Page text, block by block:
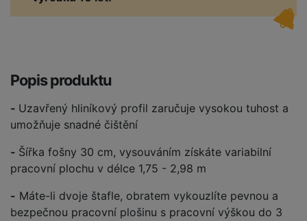
Popis produktu
- Uzavřený hliníkový profil zaručuje vysokou tuhost a
umožňuje snadné čištění
- Šířka fošny 30 cm, vysouváním získáte variabilní
pracovní plochu v délce 1,75 - 2,98 m
- Máte-li dvoje štafle, obratem vykouzlíte pevnou a
bezpečnou pracovní plošinu s pracovní výškou do 3